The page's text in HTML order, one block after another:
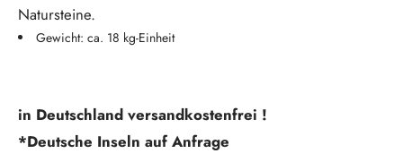
Natursteine.
Gewicht: ca. 18 kg-Einheit
in Deutschland versandkostenfrei !
*Deutsche Inseln auf Anfrage